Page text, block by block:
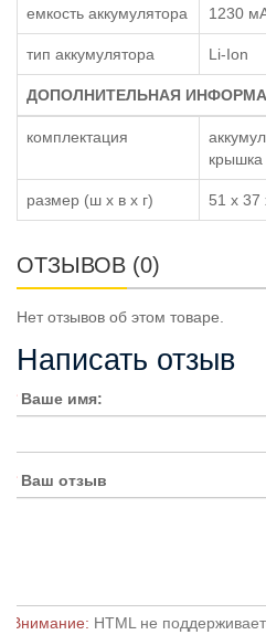
емкость аккумулятора 1230
тип аккумулятора Li-Ion
ДОПОЛНИТЕЛЬНАЯ
комплектация
крышка
размер (ш x в x г) 51 x
ОТЗЫВОВ (0)
Нет отзывов об этом товаре.
Написать отзыв
Ваше имя:
Ваш отзыв
Внимание: HTML не